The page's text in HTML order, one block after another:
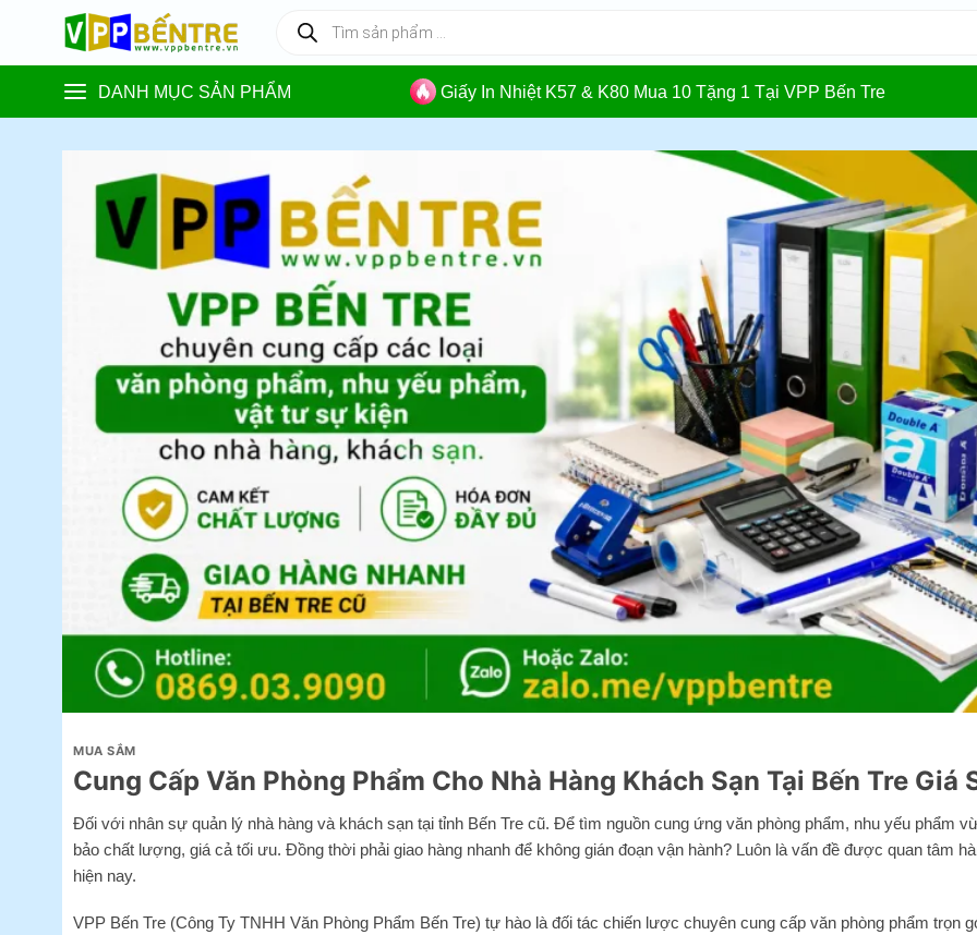
content
kiếm
phẩm
DANH MỤC SẢN PHẨM Giấy In Nhiệt K57 & K80 Mua 10 Tặng 1 Tại VPP Bến Tre
MUA SẮM
Cung Cấp Văn Phòng Phẩm Cho Nhà Hàng Khách Sạn Tại Bến Tre Giá
Đối với nhân sự quản lý nhà hàng và khách sạn tại tỉnh Bến Tre cũ. Để tìm nguồn cung ứng văn phòng phẩm, nhu yếu phẩm
bảo chất lượng, giá cả tối ưu. Đồng thời phải giao hàng nhanh để không gián đoạn vận hành? Luôn là vấn đề được quan tâm
hiện nay.
VPP Bến Tre (Công Ty TNHH Văn Phòng Phẩm Bến Tre) tự hào là đối tác chiến lược chuyên cung cấp văn phòng phẩm trọn